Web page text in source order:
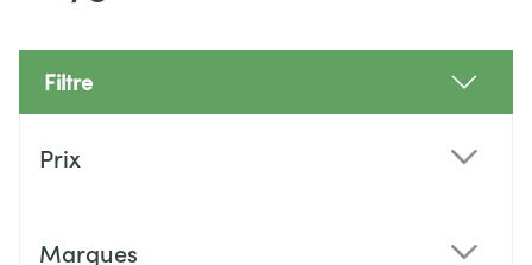
Filtre
Prix
Marques